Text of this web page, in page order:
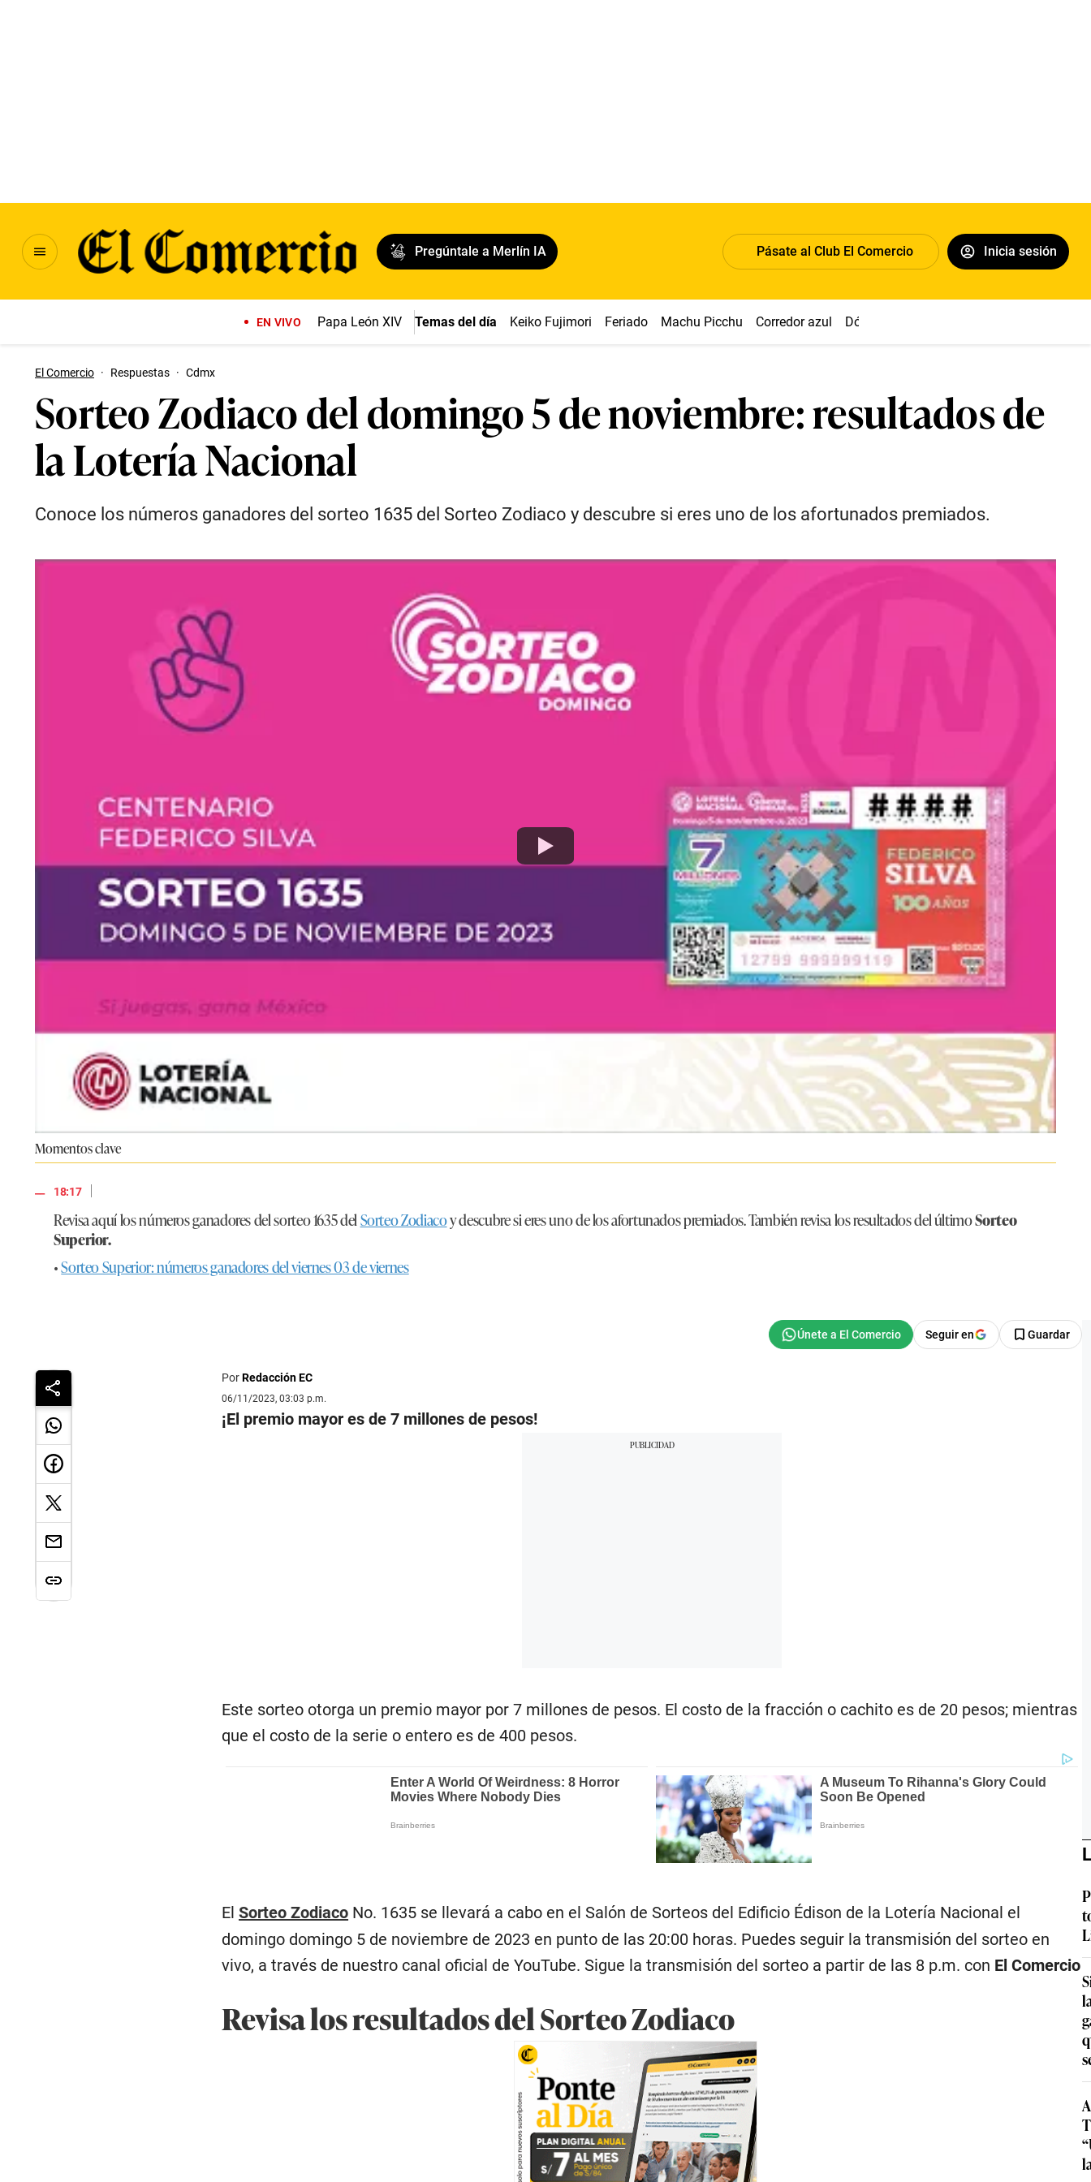
Pregúntale a Merlín IA Pásate al Club El Comercio Inicia sesión
EN VIVO Papa León XIV Temas del día Keiko Fujimori Feriado Machu Picchu Corredor azul Dólar
El Comercio · Respuestas · Cdmx
Sorteo Zodiaco del domingo 5 de noviembre: resultados de
la Lotería Nacional
Conoce los números ganadores del sorteo 1635 del Sorteo Zodiaco y descubre si eres uno de los afortunados premiados.
Momentos clave
18:17
|
Revisa aquí los números ganadores del sorteo 1635 delSorteo Zodiacoy descubre si eres uno de los afortunados premiados. También revisa los resultados del últimoSorteo
Superior.
•Sorteo Superior: números ganadores del viernes 03 de viernes
Seguir en Guardar
PorRedacción EC
06/11/2023, 03:03 p.m.
¡El premio mayor es de 7 millones de pesos!
Este sorteo otorga un premio mayor por 7 millones de pesos. El costo de la fracción o cachito es de 20 pesos; mientras
que el costo de la serie o entero es de 400 pesos.
ElSorteo Zodiaco No. 1635 se llevará a cabo en el Salón de Sorteos del Edificio Édison de la Lotería Nacional el
domingo domingo 5 de noviembre de 2023 en punto de las 20:00 horas. Puedes seguir la transmisión del sorteo en
vivo, a través de nuestro canal oficial de YouTube. Sigue la transmisión del sorteo a partir de las 8 p.m. con El Comercio
Revisa los resultados del Sorteo Zodiaco